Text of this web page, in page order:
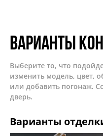
Варианты
Выберите то, что
изменить модель, цвет,
или добавить погонаж.
дверь.
Варианты